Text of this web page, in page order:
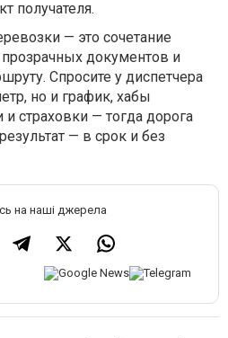
получателя.
— это сочетание
документов и
Спросите у диспетчера
но и график, хабы
страховки — тогда дорога
— в срок и без
на наші джерела